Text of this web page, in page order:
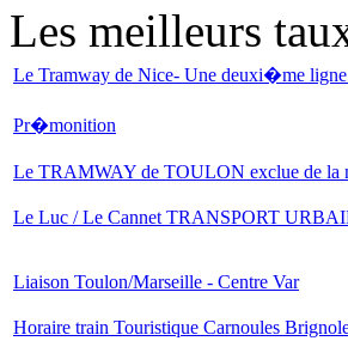
Les meilleurs
Le Tramway de Nice- Une deuxi�me
Pr�monition
Le TRAMWAY de TOULON exclue de la
Le Luc / Le Cannet TRANSPORT
Liaison Toulon/Marseille - Centre Var
Horaire train Touristique Carnoules